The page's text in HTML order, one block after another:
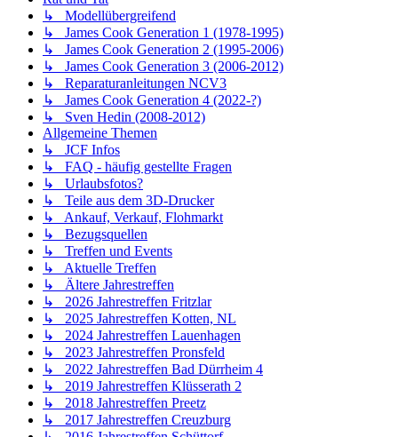
↳ Modellübergreifend
↳ James Cook Generation 1 (1978-1995)
↳ James Cook Generation 2 (1995-2006)
↳ James Cook Generation 3 (2006-2012)
↳ Reparaturanleitungen NCV3
↳ James Cook Generation 4 (2022-?)
↳ Sven Hedin (2008-2012)
Allgemeine Themen
↳ JCF Infos
↳ FAQ - häufig gestellte Fragen
↳ Urlaubsfotos?
↳ Teile aus dem 3D-Drucker
↳ Ankauf, Verkauf, Flohmarkt
↳ Bezugsquellen
↳ Treffen und Events
↳ Aktuelle Treffen
↳ Ältere Jahrestreffen
↳ 2026 Jahrestreffen Fritzlar
↳ 2025 Jahrestreffen Kotten, NL
↳ 2024 Jahrestreffen Lauenhagen
↳ 2023 Jahrestreffen Pronsfeld
↳ 2022 Jahrestreffen Bad Dürrheim 4
↳ 2019 Jahrestreffen Klüsserath 2
↳ 2018 Jahrestreffen Preetz
↳ 2017 Jahrestreffen Creuzburg